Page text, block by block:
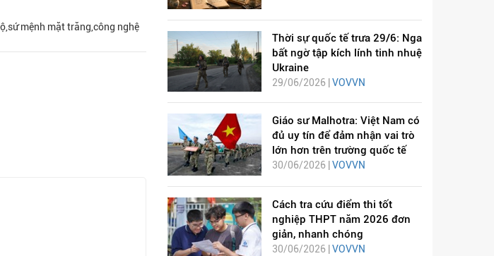
mệnh mặt trăng,công nghệ
Thời sự quốc tế trưa 29/6: Nga
bất ngờ tập kích lính tinh nhuệ
Ukraine
29/06/2026 |VOVVN
Giáo sư Malhotra: Việt Nam có
đủ uy tín để đảm nhận vai trò
lớn hơn trên trường quốc tế
30/06/2026 | VOVVN
Cách tra cứu điểm thi tốt
nghiệp THPT năm 2026 đơn
giản, nhanh chóng
30/06/2026 | VOVVN